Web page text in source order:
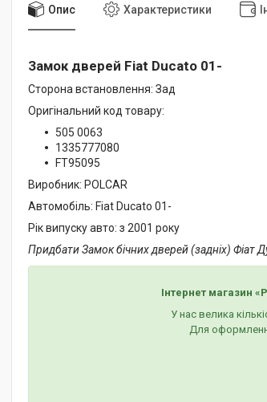
Опис Характеристики
Замок дверей Fiat Ducato 01-
Сторона встановлення: Зад
Оригінальний код товару:
505 0063
1335777080
FT95095
Виробник: POLCAR
Автомобіль: Fiat Ducato 01-
Рік випуску авто: з 2001 року
Придбати Замок бічних дверей (задніх) Фіат
Інтернет магазин
У нас велика
Для